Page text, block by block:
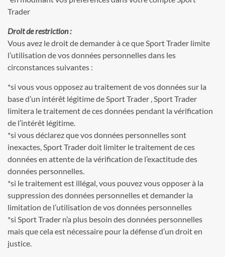
Trader
Droit de restriction :
Vous avez le droit de demander à ce que Sport Trader limite
l’utilisation de vos données personnelles dans les
circonstances suivantes :
*si vous vous opposez au traitement de vos données sur la
base d’un intérêt légitime de Sport Trader , Sport Trader
limitera le traitement de ces données pendant la vérification
de l’intérêt légitime.
*si vous déclarez que vos données personnelles sont
inexactes, Sport Trader doit limiter le traitement de ces
données en attente de la vérification de l’exactitude des
données personnelles.
*si le traitement est illégal, vous pouvez vous opposer à la
suppression des données personnelles et demander la
limitation de l’utilisation de vos données personnelles
*si Sport Trader n’a plus besoin des données personnelles
mais que cela est nécessaire pour la défense d’un droit en
justice.